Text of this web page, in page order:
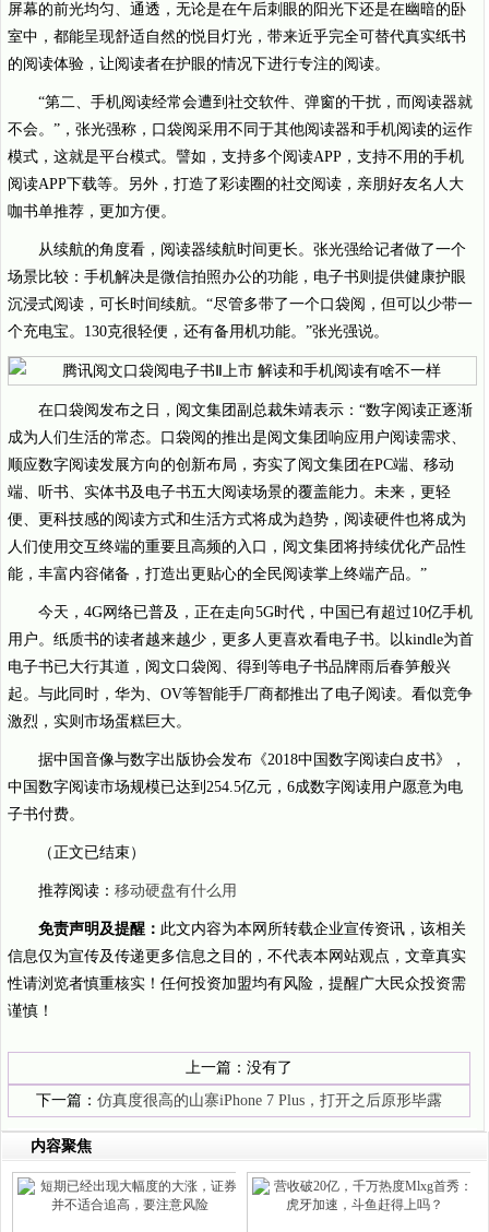
屏幕的前光均匀、通透，无论是在午后刺眼的阳光下还是在幽暗的卧
室中，都能呈现舒适自然的悦目灯光，带来近乎完全可替代真实纸书
的阅读体验，让阅读者在护眼的情况下进行专注的阅读。
“第二、手机阅读经常会遭到社交软件、弹窗的干扰，而阅读器就
不会。”，张光强称，口袋阅采用不同于其他阅读器和手机阅读的运作
模式，这就是平台模式。譬如，支持多个阅读APP，支持不用的手机
阅读APP下载等。另外，打造了彩读圈的社交阅读，亲朋好友名人大
咖书单推荐，更加方便。
从续航的角度看，阅读器续航时间更长。张光强给记者做了一个
场景比较：手机解决是微信拍照办公的功能，电子书则提供健康护眼
沉浸式阅读，可长时间续航。“尽管多带了一个口袋阅，但可以少带一
个充电宝。130克很轻便，还有备用机功能。”张光强说。
在口袋阅发布之日，阅文集团副总裁朱靖表示：“数字阅读正逐渐
成为人们生活的常态。口袋阅的推出是阅文集团响应用户阅读需求、
顺应数字阅读发展方向的创新布局，夯实了阅文集团在PC端、移动
端、听书、实体书及电子书五大阅读场景的覆盖能力。未来，更轻
便、更科技感的阅读方式和生活方式将成为趋势，阅读硬件也将成为
人们使用交互终端的重要且高频的入口，阅文集团将持续优化产品性
能，丰富内容储备，打造出更贴心的全民阅读掌上终端产品。”
今天，4G网络已普及，正在走向5G时代，中国已有超过10亿手机
用户。纸质书的读者越来越少，更多人更喜欢看电子书。以kindle为首
电子书已大行其道，阅文口袋阅、得到等电子书品牌雨后春笋般兴
起。与此同时，华为、OV等智能手厂商都推出了电子阅读。看似竞争
激烈，实则市场蛋糕巨大。
据中国音像与数字出版协会发布《2018中国数字阅读白皮书》，
中国数字阅读市场规模已达到254.5亿元，6成数字阅读用户愿意为电
子书付费。
（正文已结束）
推荐阅读： 移动硬盘有什么用
免责声明及提醒： 此文内容为本网所转载企业宣传资讯，该相关
信息仅为宣传及传递更多信息之目的，不代表本网站观点，文章真实
性请浏览者慎重核实！任何投资加盟均有风险，提醒广大民众投资需
谨慎！
上一篇：没有了
下一篇： 仿真度很高的山寨iPhone 7 Plus，打开之后原形毕露
内容聚焦